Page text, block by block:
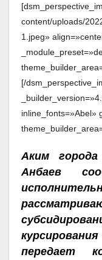
content/uploads/
1.jpeg»
[/
inline_fonts=»Abel»
Аким города
Анбаев
передает